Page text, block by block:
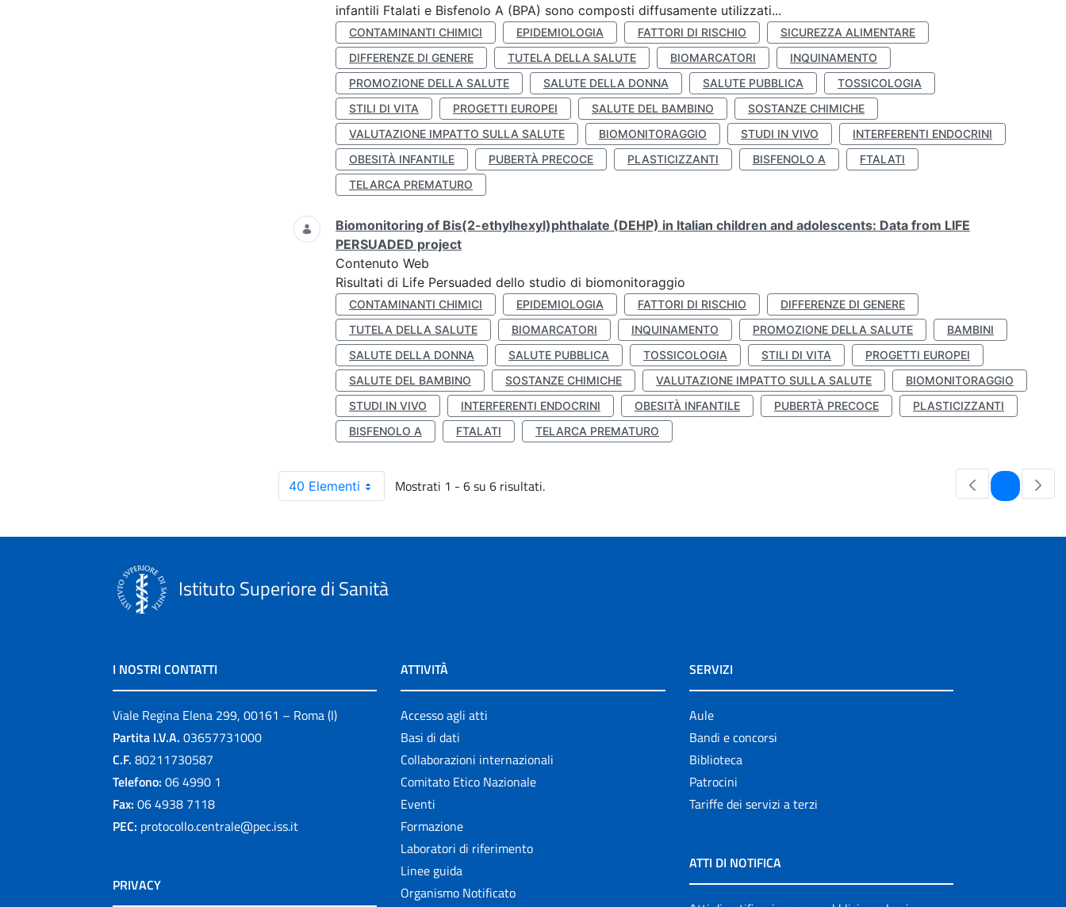
infantili Ftalati e Bisfenolo A (BPA) sono composti diffusamente utilizzati...
CONTAMINANTI CHIMICI EPIDEMIOLOGIA FATTORI DI RISCHIO
SICUREZZA ALIMENTARE
DIFFERENZE DI GENERE
TUTELA DELLA SALUTE BIOMARCATORI
INQUINAMENTO
PROMOZIONE DELLA SALUTE
SALUTE DELLA DONNA SALUTE PUBBLICA
TOSSICOLOGIA
STILI DI VITA
PROGETTI EUROPEI SALUTE DEL BAMBINO
SOSTANZE CHIMICHE
VALUTAZIONE IMPATTO SULLA SALUTE
BIOMONITORAGGIO STUDI IN VIVO
INTERFERENTI ENDOCRINI
OBESITÀ INFANTILE
PUBERTÀ PRECOCE PLASTICIZZANTI BISFENOLO A
FTALATI
TELARCA PREMATURO
Biomonitoring of Bis(2-ethylhexyl)phthalate (DEHP) in Italian children and adolescents: Data from LIFE
PERSUADED project
Contenuto Web
Risultati di Life Persuaded dello studio di biomonitoraggio
CONTAMINANTI CHIMICI EPIDEMIOLOGIA FATTORI DI RISCHIO
DIFFERENZE DI GENERE
TUTELA DELLA SALUTE
BIOMARCATORI INQUINAMENTO PROMOZIONE DELLA SALUTE
BAMBINI
SALUTE DELLA DONNA
SALUTE PUBBLICA TOSSICOLOGIA STILI DI VITA
PROGETTI EUROPEI
SALUTE DEL BAMBINO
SOSTANZE CHIMICHE VALUTAZIONE IMPATTO SULLA SALUTE
BIOMONITORAGGIO
STUDI IN VIVO
INTERFERENTI ENDOCRINI OBESITÀ INFANTILE PUBERTÀ PRECOCE
PLASTICIZZANTI
BISFENOLO A
FTALATI TELARCA PREMATURO
40 Elementi Mostrati 1 - 6 su 6 risultati. Pagina
Istituto Superiore di Sanità
I NOSTRI CONTATTI
Viale Regina Elena 299, 00161 – Roma (I)
Partita I.V.A. 03657731000
C.F. 80211730587
Telefono: 06 4990 1
Fax: 06 4938 7118
PEC: protocollo.centrale@pec.iss.it
PRIVACY
ATTIVITÀ
Accesso agli atti
Basi di dati
Collaborazioni internazionali
Comitato Etico Nazionale
Eventi
Formazione
Laboratori di riferimento
Linee guida
Organismo Notificato
SERVIZI
Aule
Bandi e concorsi
Biblioteca
Patrocini
Tariffe dei servizi a terzi
ATTI DI NOTIFICA